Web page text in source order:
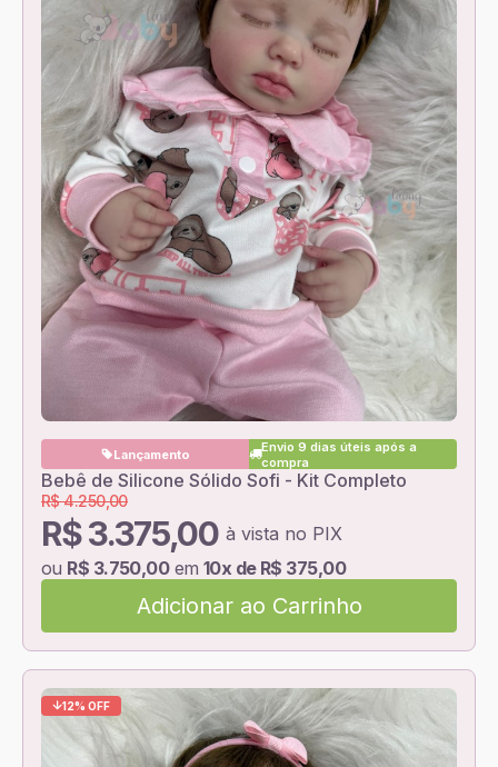
Lançamento
Envio 9 dias úteis após a
compra
Bebê de Silicone Sólido Sofi - Kit Completo
R$ 3.375,00 à vista no PIX
R$ 4.250,00
ou R$ 3.750,00em 10x de R$ 375,00
Adicionar ao Carrinho
12% OFF